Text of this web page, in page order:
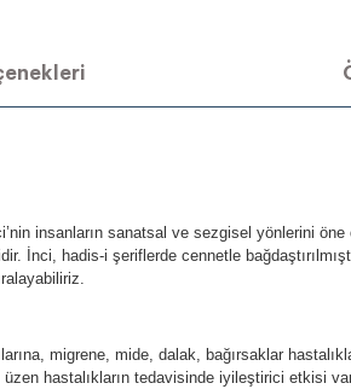
insanların sanatsal ve sezgisel yönlerini öne
İnci, hadis-i şeriflerde cennetle
migrene, mide, dalak, bağırsaklar
hastalıkların tedavisinde iyileştirici etkisi